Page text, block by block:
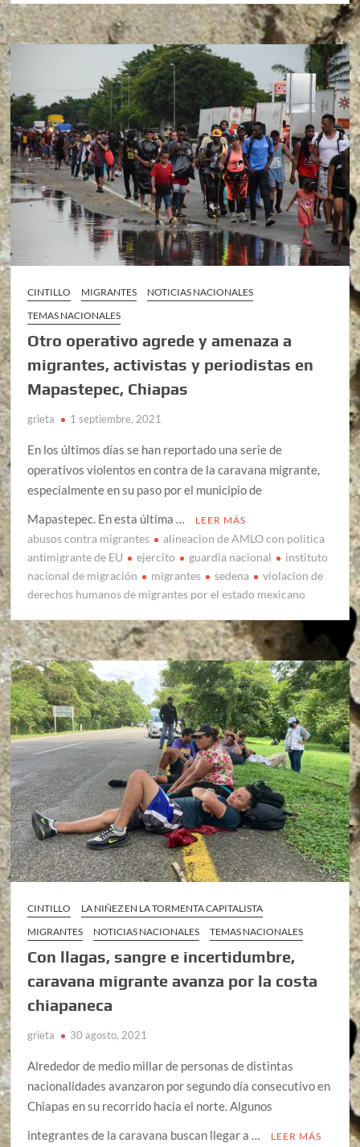
CINTILLO MIGRANTES
NOTICIAS NACIONALES
TEMAS NACIONALES
Otro operativo agrede y amenaza a
migrantes, activistas y periodistas en
Mapastepec, Chiapas
grieta 1 septiembre, 2021
En los últimos días se han reportado una serie de
operativos violentos en contra de la caravana migrante,
especialmente en su paso por el municipio de
Mapastepec. En esta última …
LEER MÁS
abusos contra migrantes
alineacion de AMLO con politica
antimigrante de EU
ejercito guardia nacional
instituto
nacional de migración
migrantes sedena
violacion de
derechos humanos de migrantes por el estado mexicano
CINTILLO
LA NIÑEZ EN LA TORMENTA CAPITALISTA
MIGRANTES
NOTICIAS NACIONALES TEMAS NACIONALES
Con llagas, sangre e incertidumbre,
caravana migrante avanza por la costa
chiapaneca
grieta 30 agosto, 2021
Alrededor de medio millar de personas de distintas
nacionalidades avanzaron por segundo día consecutivo en
Chiapas en su recorrido hacia el norte. Algunos
integrantes de la caravana buscan llegar a …
LEER MÁS